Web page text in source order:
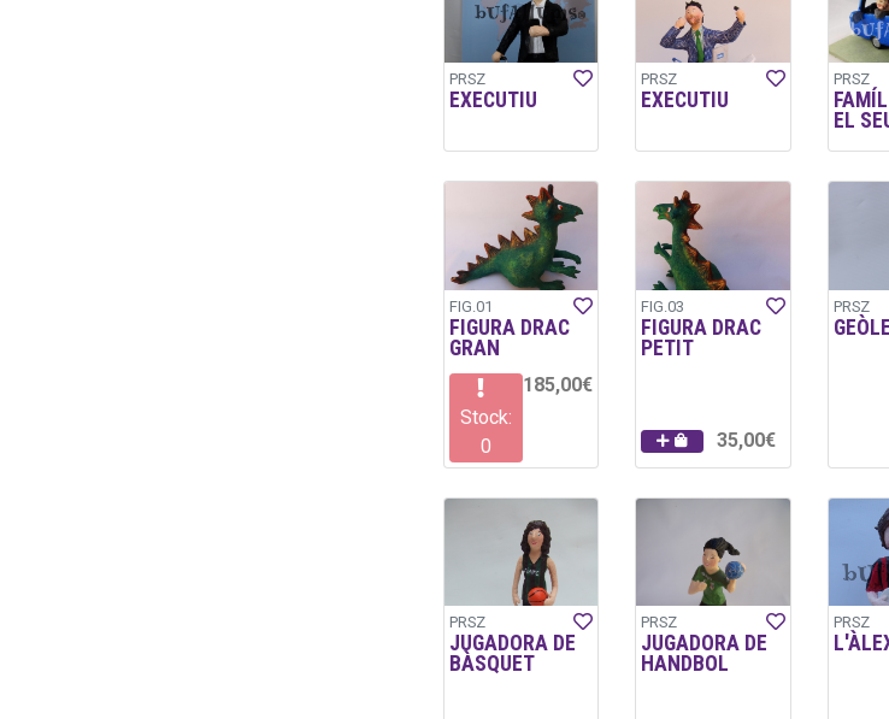
PRSZ
EXECUTIU
PRSZ
EXECUTIU
PRSZ
EL
FIG.01
FIGURA DRAC
GRAN
Stock:
0
185,00€
FIG.03
FIGURA DRAC
PETIT
35,00€
PRSZ
PRSZ
JUGADORA DE
BÀSQUET
PRSZ
JUGADORA DE
HANDBOL
PRSZ